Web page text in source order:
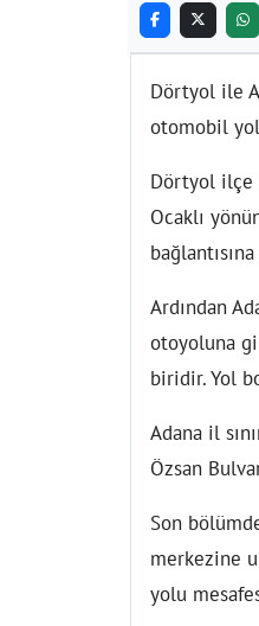
Dörtyol ile
otomobil
Dörtyol ilçe
Ocaklı
bağlantısına
Ardından
otoyoluna
biridir. Yol
Adana il
Özsan
Son
merkezine
yolu